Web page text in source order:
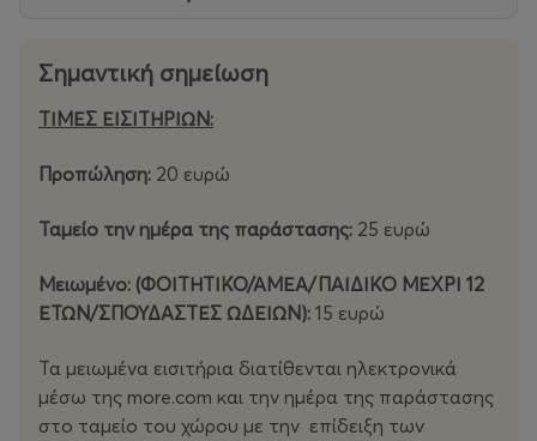
ταξιδέψει σε όλη την Ελλάδα και το εξωτερικό.
Σημαντική σημείωση
ΤΙΜΕΣ ΕΙΣΙΤΗΡΙΩΝ:
Προπώληση: 20 ευρώ
Ταμείο την ημέρα της παράστασης: 25 ευρώ
Μειωμένο: (ΦΟΙΤΗΤΙΚΟ/ΑΜΕΑ/ΠΑΙΔΙΚΟ ΜΕΧΡΙ 12
ΕΤΩΝ/ΣΠΟΥΔΑΣΤΕΣ ΩΔΕΙΩΝ): 15 ευρώ
Τα μειωμένα εισιτήρια διατίθενται ηλεκτρονικά
μέσω της more.com και την ημέρα της παράστασης
στο ταμείο του χώρου με την επίδειξη των